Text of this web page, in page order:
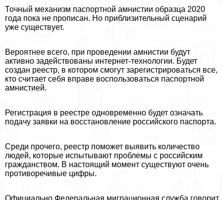
Точный механизм паспортной амнистии образца 2020
года пока не прописан. Но приблизительный сценарий
уже существует.
Вероятнее всего, при проведении амнистии будут
активно задействованы интернет-технологии. Будет
создан реестр, в котором смогут зарегистрироваться все,
кто считает себя вправе воспользоваться паспортной
амнистией.
Регистрация в реестре одновременно будет означать
подачу заявки на восстановление российского паспорта.
Среди прочего, реестр поможет выявить количество
людей, которые испытывают проблемы с российским
гражданством. В настоящий момент существуют очень
противоречивые цифры.